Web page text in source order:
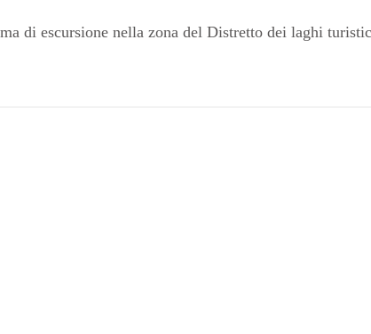
di escursione nella zona del Distretto dei laghi